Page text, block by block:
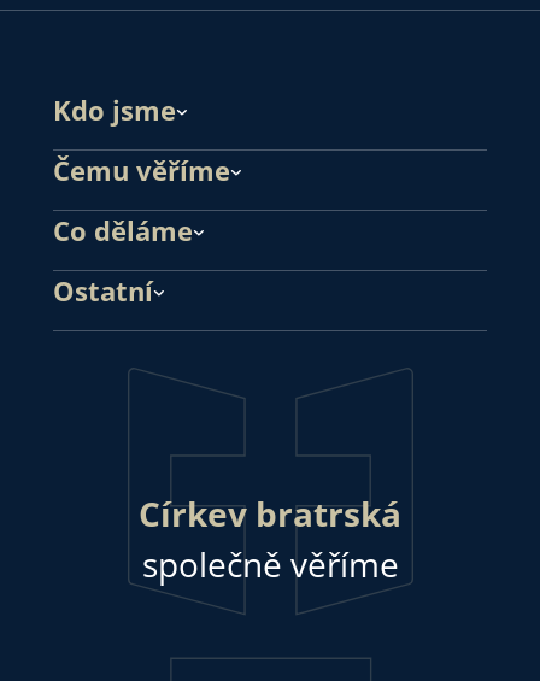
Kdo jsme
Čemu věříme
Co děláme
Ostatní
Církev bratrská
společně věříme